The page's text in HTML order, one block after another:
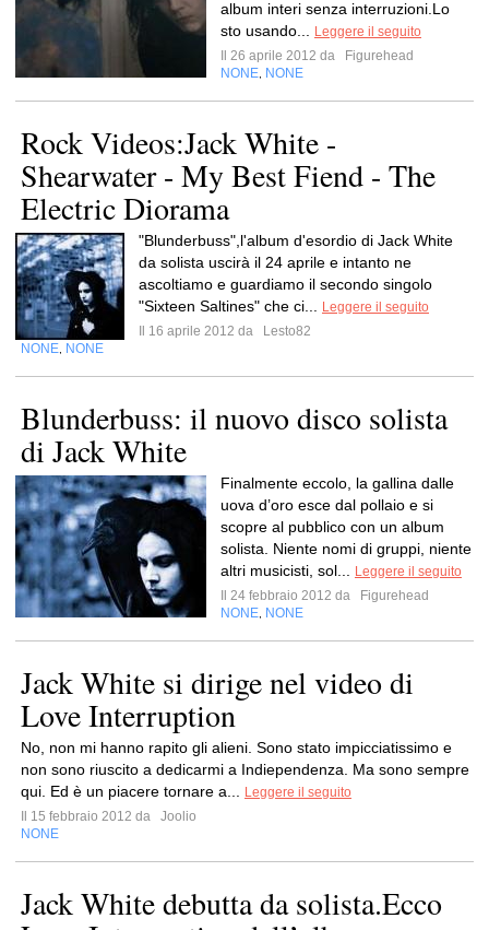
album interi senza interruzioni.Lo
sto usando...
Leggere il seguito
Il 26 aprile 2012 da
Figurehead
NONE NONE
Rock Videos:Jack White -
Shearwater - My Best Fiend - The
Electric Diorama
"Blunderbuss",l'album d'esordio di Jack White
da solista uscirà il 24 aprile e intanto ne
ascoltiamo e guardiamo il secondo singolo
"Sixteen Saltines" che ci...
Leggere il seguito
Il 16 aprile 2012 da
Lesto82
NONE NONE
Blunderbuss: il nuovo disco solista
di Jack White
Finalmente eccolo, la gallina dalle
uova d’oro esce dal pollaio e si
scopre al pubblico con un album
solista. Niente nomi di gruppi, niente
altri musicisti, sol...
Leggere il seguito
Il 24 febbraio 2012 da
Figurehead
NONE NONE
Jack White si dirige nel video di
Love Interruption
No, non mi hanno rapito gli alieni. Sono stato impicciatissimo e
non sono riuscito a dedicarmi a Indiependenza. Ma sono sempre
qui. Ed è un piacere tornare a...
Leggere il seguito
Il 15 febbraio 2012 da
Joolio
NONE
Jack White debutta da solista.Ecco